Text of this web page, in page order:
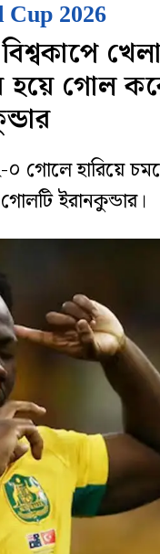
2026
হয়ে গোল
গোলে হারিয়ে
ইরানকুন্ডার।